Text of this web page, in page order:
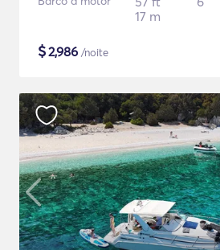
17 m
$2,986 /noite